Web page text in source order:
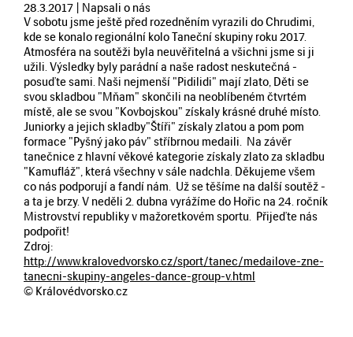
28.3.2017 | Napsali o nás
V sobotu jsme ještě před rozedněním vyrazili do Chrudimi,
kde se konalo regionální kolo Taneční skupiny roku 2017.
Atmosféra na soutěži byla neuvěřitelná a všichni jsme si ji
užili. Výsledky byly parádní a naše radost neskutečná -
posuďte sami. Naši nejmenší "Pidilidi" mají zlato, Děti se
svou skladbou "Mňam" skončili na neoblíbeném čtvrtém
místě, ale se svou "Kovbojskou" získaly krásné druhé místo.
Juniorky a jejich skladby"Štíři" získaly zlatou a pom pom
formace "Pyšný jako páv" stříbrnou medaili. Na závěr
tanečnice z hlavní věkové kategorie získaly zlato za skladbu
"Kamufláž", která všechny v sále nadchla. Děkujeme všem
co nás podporují a fandí nám. Už se těšíme na další soutěž -
a ta je brzy. V neděli 2. dubna vyrážíme do Hořic na 24. ročník
Mistrovství republiky v mažoretkovém sportu. Přijeďte nás
podpořit!
Zdroj:
http://www.kralovedvorsko.cz/sport/tanec/medailove-zne-
tanecni-skupiny-angeles-dance-group-v.html
© Královédvorsko.cz